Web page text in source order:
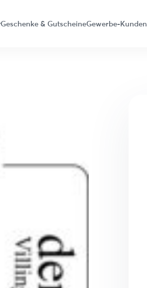
Geschenke & GutscheineGewerbe-Kunden